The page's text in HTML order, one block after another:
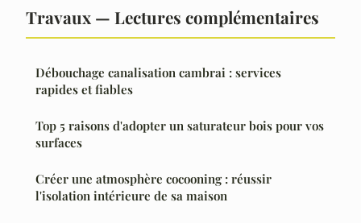
Travaux — Lectures complémentaires
Débouchage canalisation cambrai : services
rapides et fiables
Top 5 raisons d'adopter un saturateur bois pour vos
surfaces
Créer une atmosphère cocooning : réussir
l'isolation intérieure de sa maison